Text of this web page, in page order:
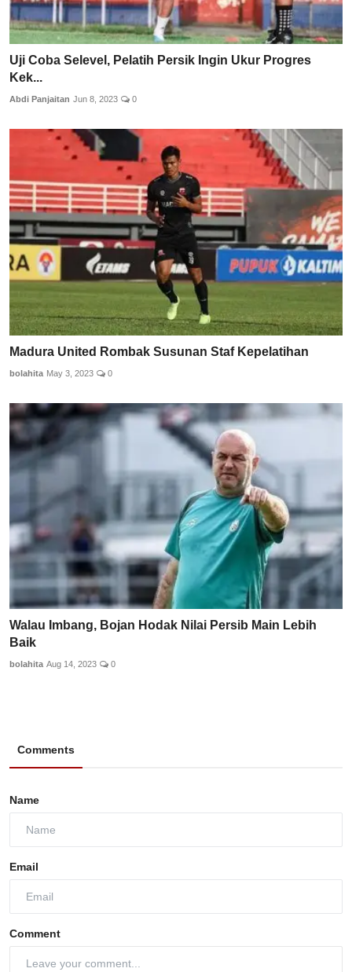
Uji Coba Selevel, Pelatih Persik Ingin Ukur Progres
Kek...
Abdi Panjaitan Jun 8, 2023 0
Madura United Rombak Susunan Staf Kepelatihan
bolahita May 3, 2023 0
Walau Imbang, Bojan Hodak Nilai Persib Main Lebih
Baik
bolahita Aug 14, 2023 0
Comments
Name
Email
Comment